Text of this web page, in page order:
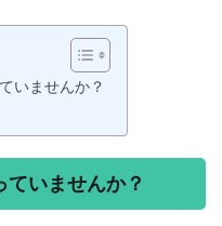
いませんか？
いませんか？